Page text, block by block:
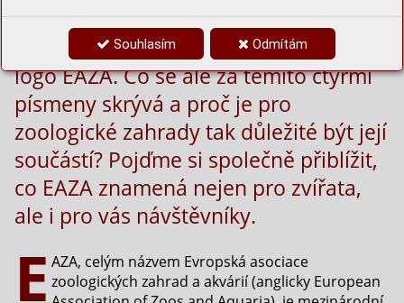
Souhlasím Odmítám
Možná jste už někdy při návštěvě zoo
zahlédli na cedulce u výběhu zvířat
logo EAZA. Co se ale za těmito čtyřmi
písmeny skrývá a proč je pro
zoologické zahrady tak důležité být její
součástí? Pojďme si společně přiblížit,
co EAZA znamená nejen pro zvířata,
ale i pro vás návštěvníky.
E AZA, celým názvem Evropská asociace
zoologických zahrad a akvárií (anglicky European